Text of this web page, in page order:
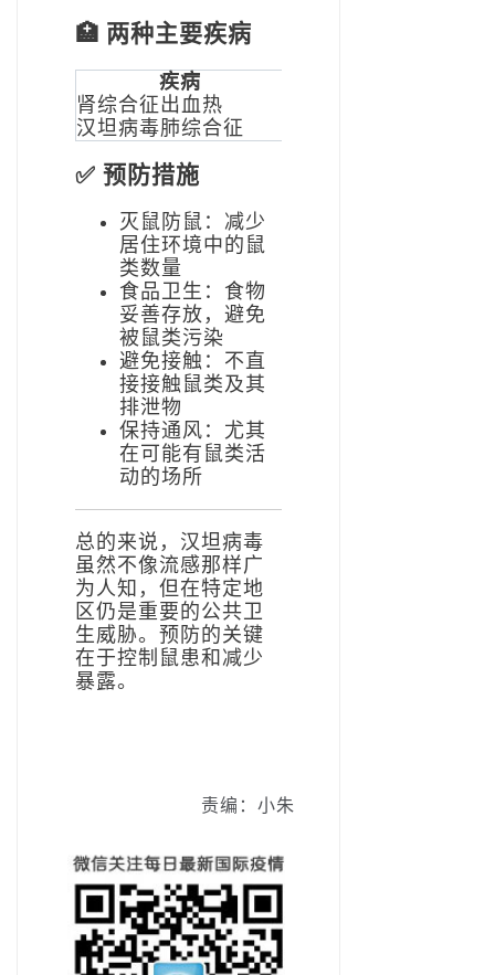
🏥 两种主要疾病
疾病
肾综合征出血热
汉坦病毒肺综合征
✅ 预防措施
灭鼠防鼠：减少
居住环境中的鼠
类数量
食品卫生：食物
妥善存放，避免
被鼠类污染
避免接触：不直
接接触鼠类及其
排泄物
保持通风：尤其
在可能有鼠类活
动的场所
总的来说，汉坦病毒
虽然不像流感那样广
为人知，但在特定地
区仍是重要的公共卫
生威胁。预防的关键
在于控制鼠患和减少
暴露。
责编：小朱